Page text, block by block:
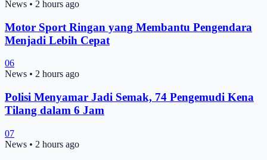
News • 2 hours ago
Motor Sport Ringan yang Membantu Pengendara
Menjadi Lebih Cepat
06
News • 2 hours ago
Polisi Menyamar Jadi Semak, 74 Pengemudi Kena
Tilang dalam 6 Jam
07
News • 2 hours ago